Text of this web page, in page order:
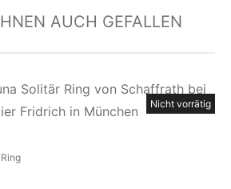
AUCH GEFALLEN
Nicht vorrätig